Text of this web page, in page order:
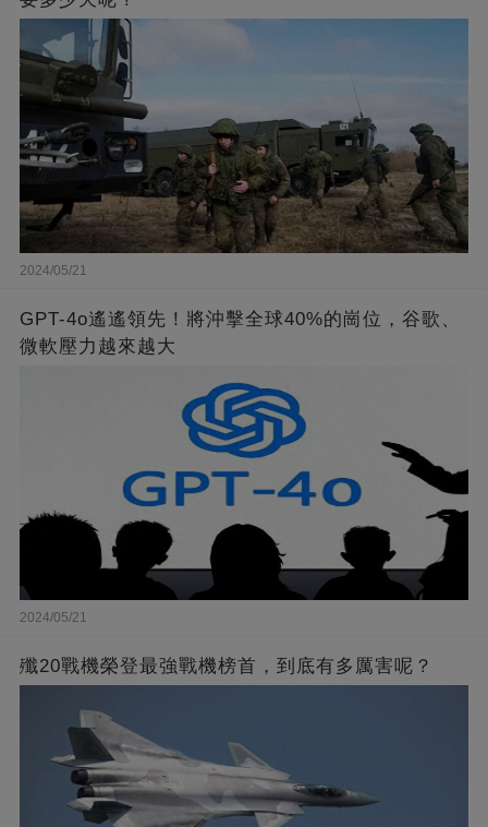
2024/05/21
GPT-4o遙遙領先！將沖擊全球40%的崗位，谷歌、
微軟壓力越來越大
2024/05/21
殲20戰機榮登最強戰機榜首，到底有多厲害呢？